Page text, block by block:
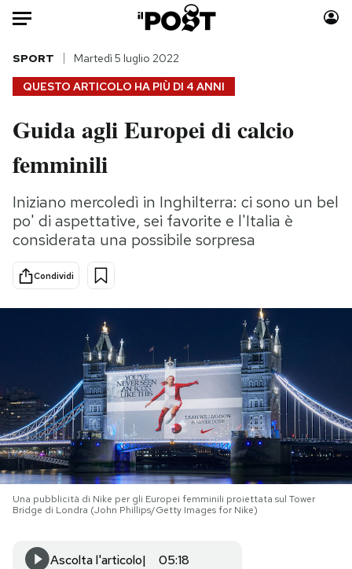
HOME
Italia
Politica
Tecnologia
Internet
Scienza
Cultura
Economia
Moda
Storie/Idee
Ok Boomer!
Media
Mondiali calcio 2026
PODCAST
NEWSLETTER
I MIEI PREFERITI
QUESTO ARTICOLO HA PIÙ DI 4 ANNI
SPORT Martedì 5 luglio 2022
Guida agli Europei di calcio
femminili
Iniziano mercoledì in Inghilterra: ci sono un bel
po' di aspettative, sei favorite e l'Italia è
considerata una possibile sorpresa
Condividi
Una pubblicità di Nike per gli Europei femminili proiettata sul Tower
Bridge di Londra (John Phillips/Getty Images for Nike)
Ascolta l'articolo 05:18